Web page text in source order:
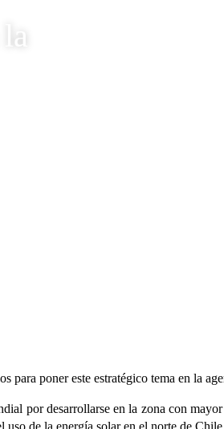
poner este estratégico tema en la
por desarrollarse en la zona con
de la energía solar en el norte de Chile.